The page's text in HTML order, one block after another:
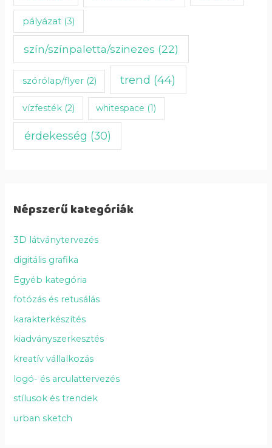
pályázat(3)
szín/színpaletta/szinezes (22)
szórólap/flyer(2) trend (44)
vízfesték(2) whitespace (1)
érdekesség (30)
Népszerű kategóriák
3D látványtervezés
digitális grafika
Egyéb kategória
fotózás és retusálás
karakterkészítés
kiadványszerkesztés
kreatív vállalkozás
logó- és arculattervezés
stílusok és trendek
urban sketch